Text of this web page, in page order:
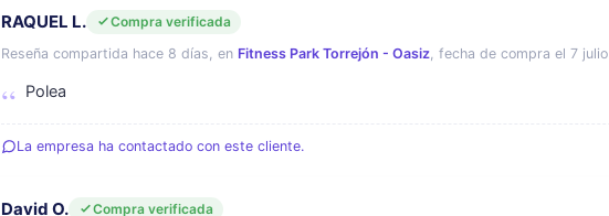
RAQUEL L.
Compra verificada
Reseña compartida hace 8 días, en Fitness Park Torrejón - Oasiz, fecha de compra el 7 julio
Polea
La empresa ha contactado con este cliente.
David O. Compra verificada